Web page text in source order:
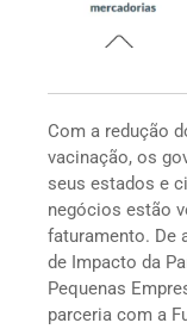
Com a redução
vacinação, os
seus estados e
negócios estão
faturamento. De
de Impacto da
Pequenas
parceria com a